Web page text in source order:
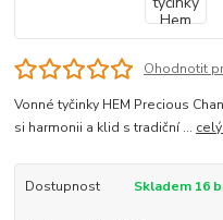
Ohodnotit
Vonné tyčinky HEM Precious
si harmonii a klid s tradiční ...
Dostupnost Skladem 16